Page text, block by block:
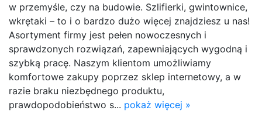
w przemyśle, czy na budowie. Szlifierki, gwintownice,
wkrętaki – to i o bardzo dużo więcej znajdziesz u nas!
Asortyment firmy jest pełen nowoczesnych i
sprawdzonych rozwiązań, zapewniających wygodną i
szybką pracę. Naszym klientom umożliwiamy
komfortowe zakupy poprzez sklep internetowy, a w
razie braku niezbędnego produktu,
prawdopodobieństwo s... pokaż więcej »